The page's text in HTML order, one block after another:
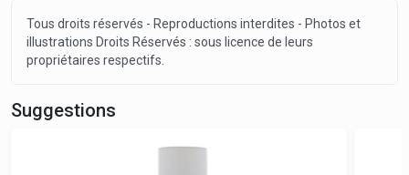
Tous droits réservés - Reproductions interdites - Photos et
illustrations Droits Réservés : sous licence de leurs
propriétaires respectifs.
Suggestions